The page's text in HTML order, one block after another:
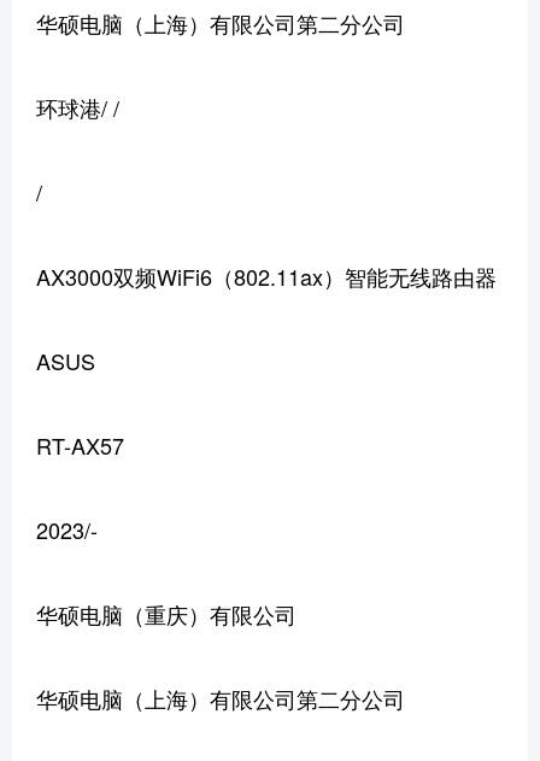
华硕电脑（上海）有限公司第二分公司
环球港/ /
/
AX3000双频WiFi6（802.11ax）智能无线路由器
ASUS
RT-AX57
2023/-
华硕电脑（重庆）有限公司
华硕电脑（上海）有限公司第二分公司